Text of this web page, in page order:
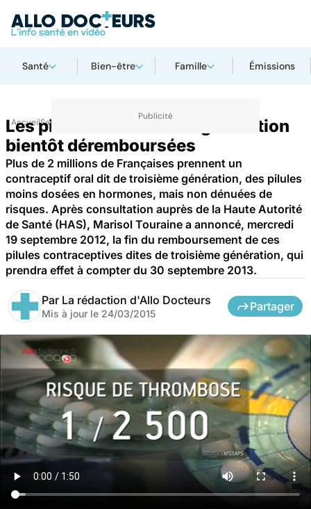
Santé Bien-être Famille Émissions
AccueilSanté
Les pilules de troisième génération
bientôt déremboursées
Plus de 2 millions de Françaises prennent un
contraceptif oral dit de troisième génération, des pilules
moins dosées en hormones, mais non dénuées de
risques. Après consultation auprès de la Haute Autorité
de Santé (HAS), Marisol Touraine a annoncé, mercredi
19 septembre 2012, la fin du remboursement de ces
pilules contraceptives dites de troisième génération, qui
prendra effet à compter du 30 septembre 2013.
Par La rédaction d'Allo Docteurs
Mis à jour le 24/03/2015
Partager